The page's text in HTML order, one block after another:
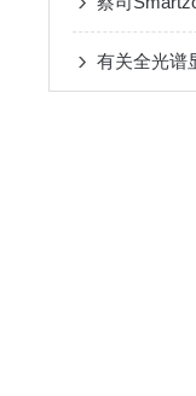
有关全光谱